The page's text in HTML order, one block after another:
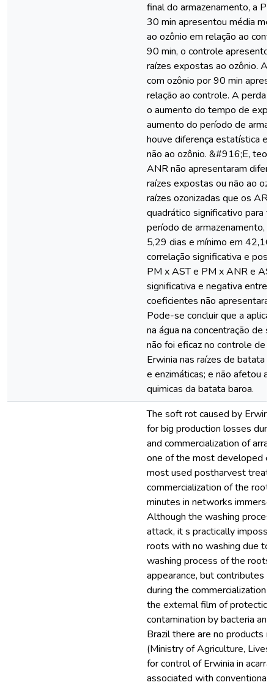
final do armazenamento, a
30 min apresentou média
ao ozônio em relação ao
90 min, o controle
raízes expostas ao ozônio. A
com ozônio por 90 min
relação ao controle. A perda
o aumento do tempo de
aumento do período de
houve diferença estatística
não ao ozônio. &#916;E, teor
ANR não apresentaram
raízes expostas ou não ao
raízes ozonizadas que os AR
quadrático significativo para
período de armazenamento,
5,29 dias e mínimo em
correlação significativa e
PM x AST e PM x ANR e
significativa e negativa entre
coeficientes não
Pode-se concluir que a
na água na concentração de
não foi eficaz no controle de
Erwinia nas raízes de batata
e enzimáticas; e não afetou
quimicas da batata baroa.
The soft rot caused by
for big production losses
and commercialization of
one of the most developed
most used postharvest
commercialization of the
minutes in networks
Although the washing
attack, it s practically
roots with no washing due to
washing process of the roots
appearance, but contributes
during the commercialization
the external film of
contamination by bacteria
Brazil there are no products
(Ministry of Agriculture,
for control of Erwinia in
associated with